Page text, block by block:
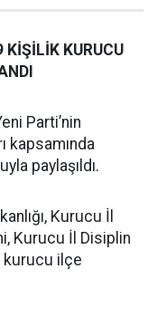
KİŞİLİK KURUCU
Parti’nin
kapsamında
paylaşıldı.
Kurucu İl
Kurucu İl Disiplin
kurucu ilçe